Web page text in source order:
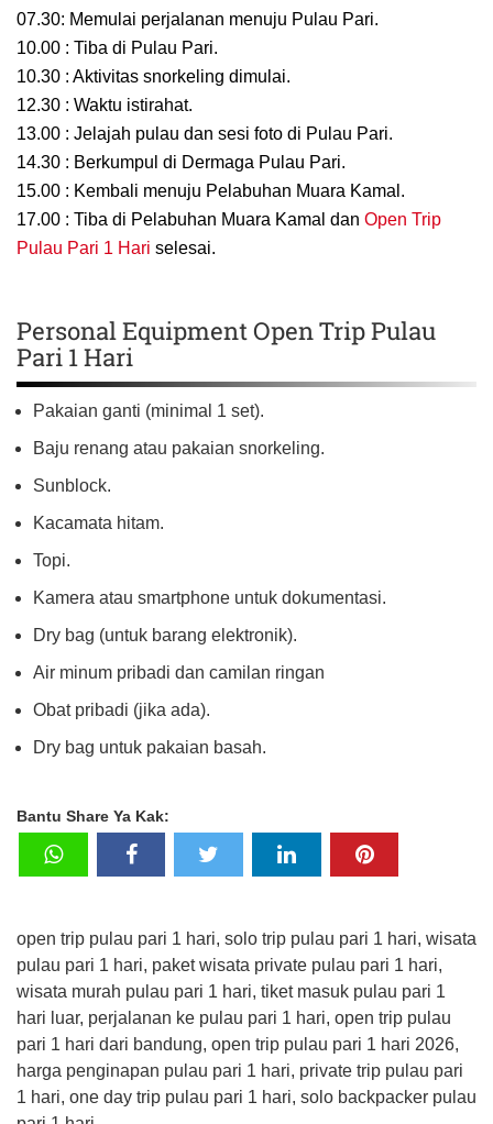
07.30: Memulai perjalanan menuju Pulau Pari.
10.00 : Tiba di Pulau Pari.
10.30 : Aktivitas snorkeling dimulai.
12.30 : Waktu istirahat.
13.00 : Jelajah pulau dan sesi foto di Pulau Pari.
14.30 : Berkumpul di Dermaga Pulau Pari.
15.00 : Kembali menuju Pelabuhan Muara Kamal.
17.00 : Tiba di Pelabuhan Muara Kamal dan Open Trip
Pulau Pari 1 Hari selesai.
Personal Equipment Open Trip Pulau
Pari 1 Hari
Pakaian ganti (minimal 1 set).
Baju renang atau pakaian snorkeling.
Sunblock.
Kacamata hitam.
Topi.
Kamera atau smartphone untuk dokumentasi.
Dry bag (untuk barang elektronik).
Air minum pribadi dan camilan ringan
Obat pribadi (jika ada).
Dry bag untuk pakaian basah.
Bantu Share Ya Kak:
open trip pulau pari 1 hari, solo trip pulau pari 1 hari, wisata
pulau pari 1 hari, paket wisata private pulau pari 1 hari,
wisata murah pulau pari 1 hari, tiket masuk pulau pari 1
hari luar, perjalanan ke pulau pari 1 hari, open trip pulau
pari 1 hari dari bandung, open trip pulau pari 1 hari 2026,
harga penginapan pulau pari 1 hari, private trip pulau pari
1 hari, one day trip pulau pari 1 hari, solo backpacker pulau